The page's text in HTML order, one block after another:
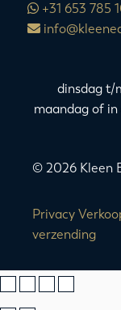
+31 653 785
dinsdag t/
maandag of
© 2026 Kleen
Privacy
verzending